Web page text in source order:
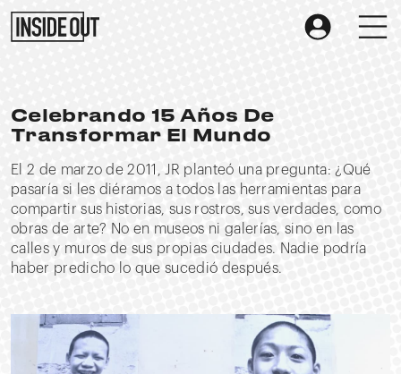
Celebrando 15 Años De
Transformar El Mundo
El 2 de marzo de 2011, JR planteó una pregunta: ¿Qué
pasaría si les diéramos a todos las herramientas para
compartir sus historias, sus rostros, sus verdades, como
obras de arte? No en museos ni galerías, sino en las
calles y muros de sus propias ciudades. Nadie podría
haber predicho lo que sucedió después.